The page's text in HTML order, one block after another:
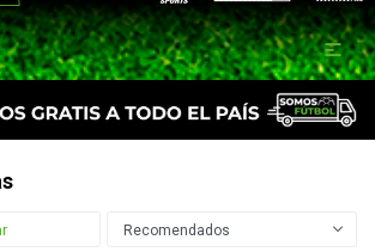

Recomendados